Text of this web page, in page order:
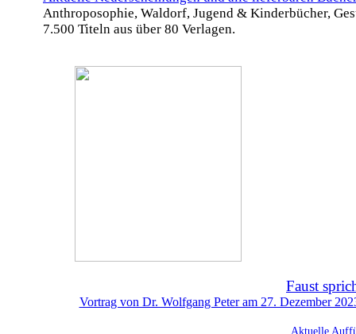
Anthroposophie, Waldorf, Jugend & Kinderbücher,
7.500 Titeln aus über 80 Verlagen.
Faust
Vortrag von Dr. Wolfgang Peter am 27. Dezember
Aktuelle